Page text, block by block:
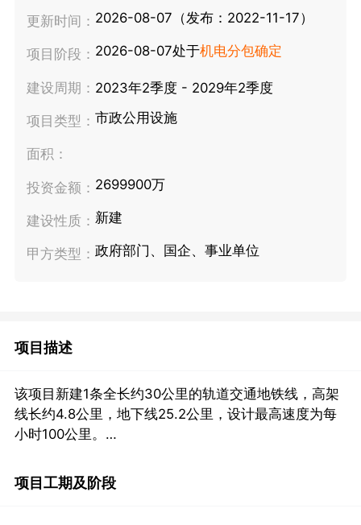
更新时间： 2026-08-07（发布：2022-11-17）
项目阶段： 2026-08-07处于机电分包确定
建设周期： 2023年2季度 - 2029年2季度
项目类型： 市政公用设施
面积：
投资金额： 2699900万
建设性质： 新建
甲方类型： 政府部门、国企、事业单位
项目描述
该项目新建1条全长约30公里的轨道交通地铁线，高架
线长约4.8公里，地下线25.2公里，设计最高速度为每
小时100公里。
备注：起于凤凰南路站，止于济北站，途经高新区、历
下区、历城区、天桥区、起步区等片区。设车站23座，
项目工期及阶段